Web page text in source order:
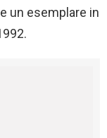
un esemplare in